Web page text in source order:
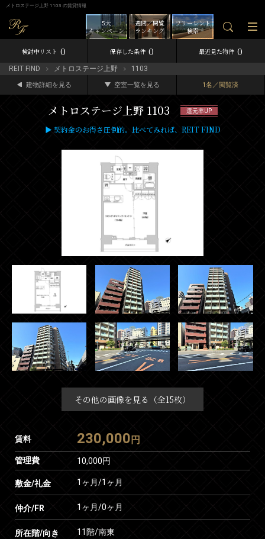
メトロステージ上野 1103 の賃貸情報
フリーレント
検索
週間／閲覧
ランキング
5大
キャンペーン
検討中リスト 0 保存した条件 0 最近見た物件 0
REIT FIND メトロステージ上野 1103
建物詳細を見る 空室一覧を見る 1名／閲覧済
メトロステージ上野 1103 還元率UP
▶ 契約金のお得さ圧倒的。比べてみれば、REIT FIND
その他の画像を見る（全15枚）
賃料 230,000 円
管理費 10,000円
敷金/礼金 1ヶ月/1ヶ月
仲介/FR 1ヶ月/0ヶ月
所在階/向き 11階/南東